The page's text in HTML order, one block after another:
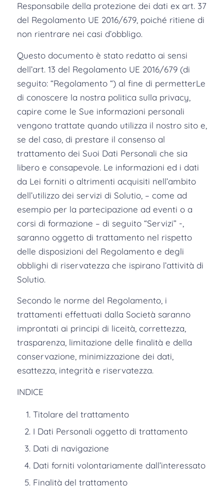
Responsabile della protezione dei dati ex art. 37
del Regolamento UE 2016/679, poiché ritiene di
non rientrare nei casi d’obbligo.
Questo documento è stato redatto ai sensi
dell’art. 13 del Regolamento UE 2016/679 (di
seguito: “Regolamento “) al fine di permetterLe
di conoscere la nostra politica sulla privacy,
capire come le Sue informazioni personali
vengono trattate quando utilizza il nostro sito e,
se del caso, di prestare il consenso al
trattamento dei Suoi Dati Personali che sia
libero e consapevole. Le informazioni ed i dati
da Lei forniti o altrimenti acquisiti nell’ambito
dell’utilizzo dei servizi di Solutio, – come ad
esempio per la partecipazione ad eventi o a
corsi di formazione – di seguito “Servizi” -,
saranno oggetto di trattamento nel rispetto
delle disposizioni del Regolamento e degli
obblighi di riservatezza che ispirano l’attività di
Solutio.
Secondo le norme del Regolamento, i
trattamenti effettuati dalla Società saranno
improntati ai principi di liceità, correttezza,
trasparenza, limitazione delle finalità e della
conservazione, minimizzazione dei dati,
esattezza, integrità e riservatezza.
INDICE
Titolare del trattamento
I Dati Personali oggetto di trattamento
Dati di navigazione
Dati forniti volontariamente dall’interessato
Finalità del trattamento